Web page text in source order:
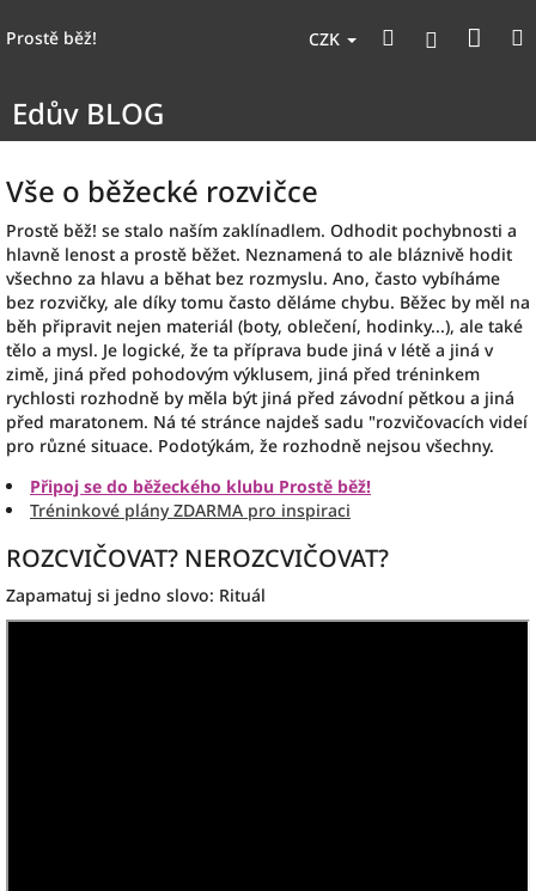
naProstě běž! CZK Hledat
Edův BLOG
Vše o běžecké rozvičce
Prostě běž! se stalo naším zaklínadlem. Odhodit pochybnosti a
hlavně lenost a prostě běžet. Neznamená to ale bláznivě hodit
všechno za hlavu a běhat bez rozmyslu. Ano, často vybíháme
bez rozvičky, ale díky tomu často děláme chybu. Běžec by měl na
běh připravit nejen materiál (boty, oblečení, hodinky...), ale také
tělo a mysl. Je logické, že ta příprava bude jiná v létě a jiná v
zimě, jiná před pohodovým výklusem, jiná před tréninkem
rychlosti rozhodně by měla být jiná před závodní pětkou a jiná
před maratonem. Ná té stránce najdeš sadu "rozvičovacích videí
pro různé situace. Podotýkám, že rozhodně nejsou všechny.
Připoj se do běžeckého klubu Prostě běž!
Tréninkové plány ZDARMA pro inspiraci
ROZCVIČOVAT? NEROZCVIČOVAT?
Zapamatuj si jedno slovo: Rituál